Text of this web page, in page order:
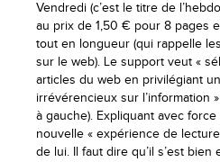
Vendredi (c’est le titre de
au prix de 1,50 € pour 8 pages
tout en longueur (qui rappelle
sur le web). Le support veut «
articles du web en privilégiant
irrévérencieux sur l’information
à gauche). Expliquant avec force
nouvelle « expérience de
de lui. Il faut dire qu’il s’est